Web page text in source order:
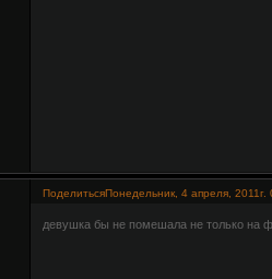
ПоделитьсяПонедельник, 4 апреля, 2011г.
девушка бы не помешала не только на